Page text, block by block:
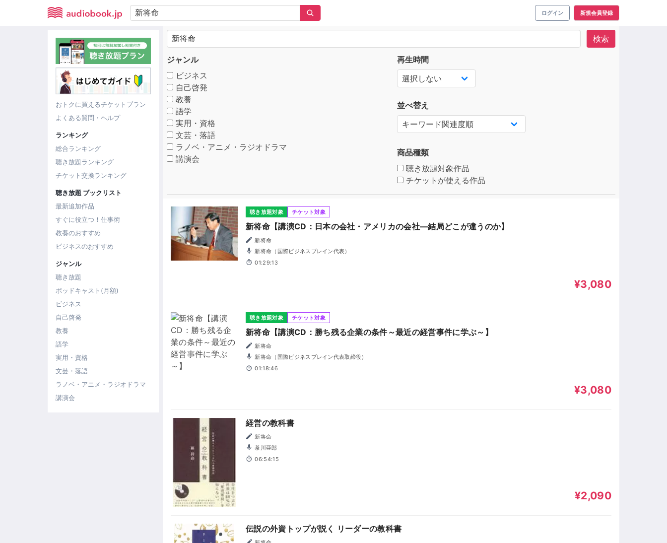
ログイン 新規会員登録
おトクに買えるチケットプラン
よくある質問・ヘルプ
ランキング
総合ランキング
聴き放題ランキング
チケット交換ランキング
聴き放題 ブックリスト
最新追加作品
すぐに役立つ！仕事術
教養のおすすめ
ビジネスのおすすめ
ジャンル
聴き放題
ポッドキャスト(月額)
ビジネス
自己啓発
教養
語学
実用・資格
文芸・落語
ラノベ・アニメ・ラジオドラマ
講演会
検索
ジャンル
ビジネス
自己啓発
教養
語学
実用・資格
文芸・落語
ラノベ・アニメ・ラジオドラマ
講演会
再生時間
並べ替え
商品種類
聴き放題対象作品
チケットが使える作品
聴き放題対象 チケット対象
新将命【講演CD：日本の会社・アメリカの会社―結局どこが違うのか】
新将命
新将命（国際ビジネスブレイン代表）
01:29:13
¥3,080
聴き放題対象 チケット対象
新将命【講演CD：勝ち残る企業の条件～最近の経営事件に学ぶ～】
新将命
新将命（国際ビジネスブレイン代表取締役）
01:18:46
¥3,080
経営の教科書
新将命
茶川亜郎
06:54:15
¥2,090
伝説の外資トップが説く リーダーの教科書